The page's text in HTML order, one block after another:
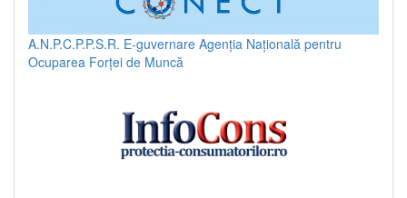
A.N.P.C.P.P.S.R. E-guvernare Agenția Națională pentru
Ocuparea Forței de Muncă